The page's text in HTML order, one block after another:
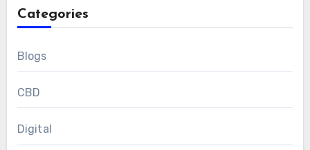
Categories
Blogs
CBD
Digital